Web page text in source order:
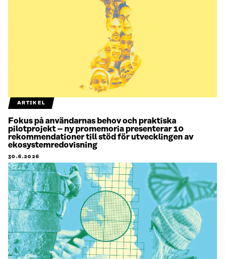
ARTIKEL
Fokus på användarnas behov och praktiska
pilotprojekt – ny promemoria presenterar 10
rekommendationer till stöd för utvecklingen av
ekosystemredovisning
30.6.2026